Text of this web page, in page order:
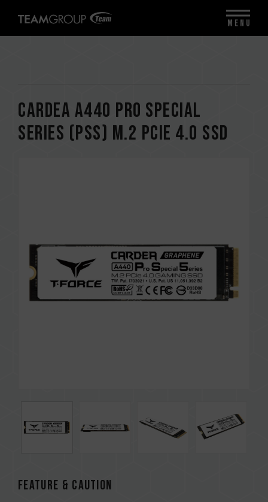
CARDEA A440 Pro Special
Series (PSS) M.2 PCIe 4.0 SSD
FEATURE & CAUTION
MENU